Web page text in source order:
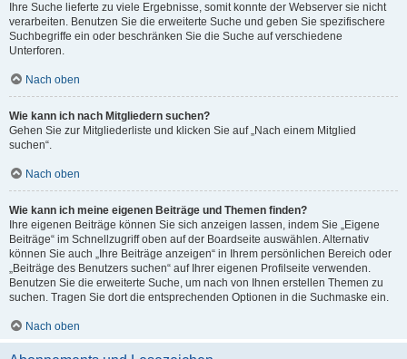
Ihre Suche lieferte zu viele Ergebnisse, somit konnte der Webserver sie nicht
verarbeiten. Benutzen Sie die erweiterte Suche und geben Sie spezifischere
Suchbegriffe ein oder beschränken Sie die Suche auf verschiedene
Unterforen.
Nach oben
Wie kann ich nach Mitgliedern suchen?
Gehen Sie zur Mitgliederliste und klicken Sie auf „Nach einem Mitglied
suchen“.
Nach oben
Wie kann ich meine eigenen Beiträge und Themen finden?
Ihre eigenen Beiträge können Sie sich anzeigen lassen, indem Sie „Eigene
Beiträge“ im Schnellzugriff oben auf der Boardseite auswählen. Alternativ
können Sie auch „Ihre Beiträge anzeigen“ in Ihrem persönlichen Bereich oder
„Beiträge des Benutzers suchen“ auf Ihrer eigenen Profilseite verwenden.
Benutzen Sie die erweiterte Suche, um nach von Ihnen erstellen Themen zu
suchen. Tragen Sie dort die entsprechenden Optionen in die Suchmaske ein.
Nach oben